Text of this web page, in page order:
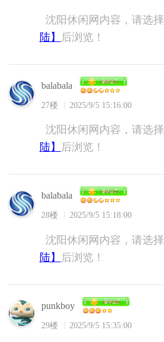
沈阳休闲网内容，请选择
陆】
后浏览！
balabala
27楼 2025/9/5 15:16:00
沈阳休闲网内容，请选择
陆】
后浏览！
balabala
28楼 2025/9/5 15:18:00
沈阳休闲网内容，请选择
陆】
后浏览！
punkboy
29楼 2025/9/5 15:35:00